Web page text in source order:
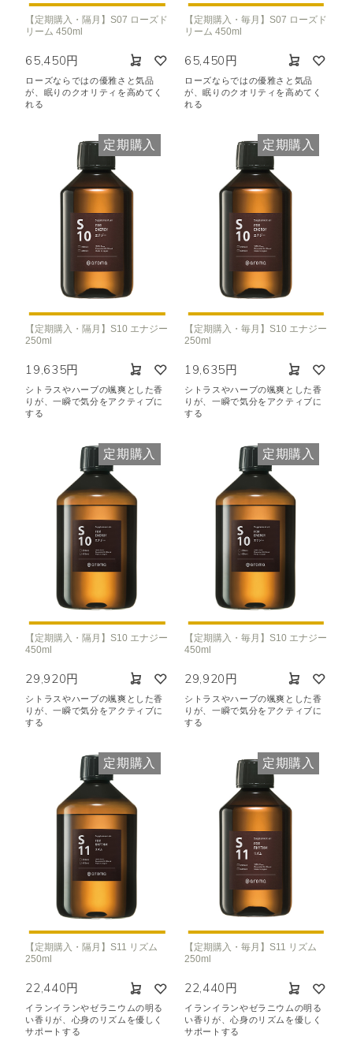
【定期購入・隔月】S07 ローズド
リーム 450ml
65,450円
ローズならではの優雅さと気品
が、眠りのクオリティを高めてく
れる
【定期購入・毎月】S07 ローズド
リーム 450ml
65,450円
ローズならではの優雅さと気品
が、眠りのクオリティを高めてく
れる
定期購入
【定期購入・隔月】S10 エナジー
250ml
19,635円
シトラスやハーブの颯爽とした香
りが、一瞬で気分をアクティブに
する
定期購入
【定期購入・毎月】S10 エナジー
250ml
19,635円
シトラスやハーブの颯爽とした香
りが、一瞬で気分をアクティブに
する
定期購入
【定期購入・隔月】S10 エナジー
450ml
29,920円
シトラスやハーブの颯爽とした香
りが、一瞬で気分をアクティブに
する
定期購入
【定期購入・毎月】S10 エナジー
450ml
29,920円
シトラスやハーブの颯爽とした香
りが、一瞬で気分をアクティブに
する
定期購入
【定期購入・隔月】S11 リズム
250ml
22,440円
イランイランやゼラニウムの明る
い香りが、心身のリズムを優しく
サポートする
定期購入
【定期購入・毎月】S11 リズム
250ml
22,440円
イランイランやゼラニウムの明る
い香りが、心身のリズムを優しく
サポートする